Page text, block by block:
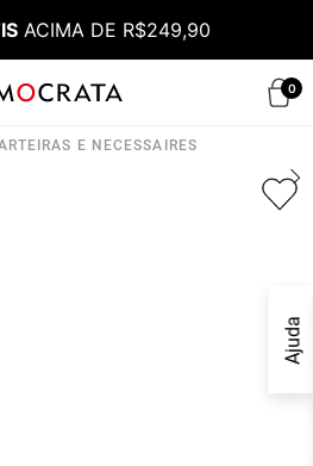
ACIMA DE R$249,90
0
Ajuda
E NECESSAIRES